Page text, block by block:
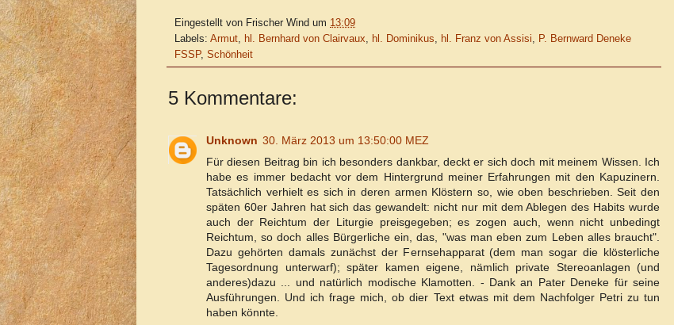
Eingestellt von Frischer Wind um 13:09
Labels: Armut, hl. Bernhard von Clairvaux, hl. Dominikus, hl. Franz von Assisi, P. Bernward Deneke
FSSP, Schönheit
5 Kommentare:
Unknown 30. März 2013 um 13:50:00 MEZ
Für diesen Beitrag bin ich besonders dankbar, deckt er sich doch mit meinem Wissen. Ich
habe es immer bedacht vor dem Hintergrund meiner Erfahrungen mit den Kapuzinern.
Tatsächlich verhielt es sich in deren armen Klöstern so, wie oben beschrieben. Seit den
späten 60er Jahren hat sich das gewandelt: nicht nur mit dem Ablegen des Habits wurde
auch der Reichtum der Liturgie preisgegeben; es zogen auch, wenn nicht unbedingt
Reichtum, so doch alles Bürgerliche ein, das, "was man eben zum Leben alles braucht".
Dazu gehörten damals zunächst der Fernsehapparat (dem man sogar die klösterliche
Tagesordnung unterwarf); später kamen eigene, nämlich private Stereoanlagen (und
anderes)dazu ... und natürlich modische Klamotten. - Dank an Pater Deneke für seine
Ausführungen. Und ich frage mich, ob dier Text etwas mit dem Nachfolger Petri zu tun
haben könnte.